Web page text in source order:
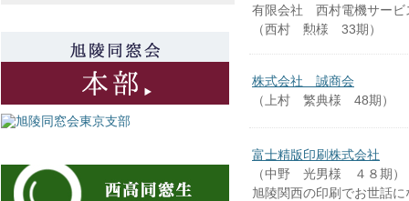
有限会社 西村電機サービ
（西村 勲様 33期）
株式会社 誠商会
（上村 繁典様 48期）
富士精版印刷株式会社
（中野 光男様 ４８期）
旭陵関西の印刷でお世話